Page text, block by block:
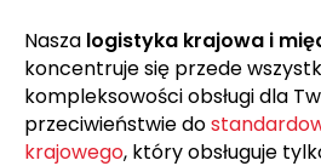
Nasza logistyka krajowa i
koncentruje się przede
kompleksowości obsługi dla
przeciwieństwie do
krajowego, który obsługuje